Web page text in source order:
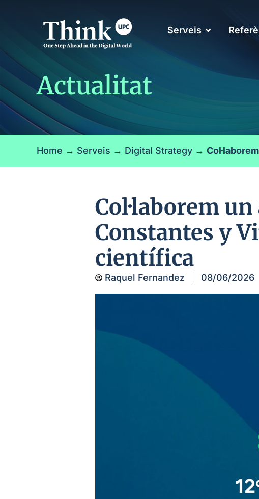
Serveis
Actualitat
Home → Serveis → Digital Strategy →
Col·laborem
Constantes y
científica
Raquel Fernandez 08/06/2026